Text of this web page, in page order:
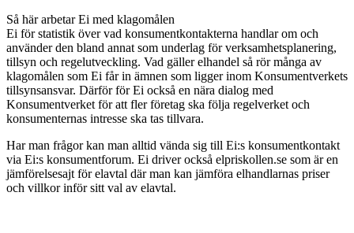
Så här arbetar Ei med klagomålen
Ei för statistik över vad konsumentkontakterna handlar om och
använder den bland annat som underlag för verksamhetsplanering,
tillsyn och regelutveckling. Vad gäller elhandel så rör många av
klagomålen som Ei får in ämnen som ligger inom Konsumentverkets
tillsynsansvar. Därför för Ei också en nära dialog med
Konsumentverket för att fler företag ska följa regelverket och
konsumenternas intresse ska tas tillvara.
Har man frågor kan man alltid vända sig till Ei:s konsumentkontakt
via Ei:s konsumentforum. Ei driver också elpriskollen.se som är en
jämförelsesajt för elavtal där man kan jämföra elhandlarnas priser
och villkor inför sitt val av elavtal.